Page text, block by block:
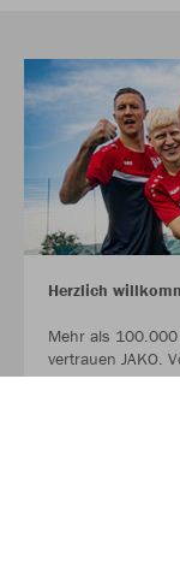
Herzlich
Mehr als
vertrauen JAKO.
League.